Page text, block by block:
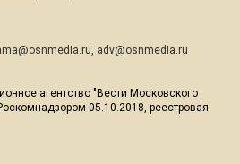
, adv@osnmedia.ru
агентство "Вести Московского
05.10.2018, реестровая